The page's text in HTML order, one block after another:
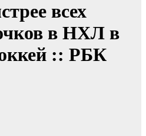
всех
в НХЛ в
:: РБК